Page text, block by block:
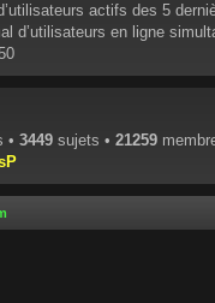
actifs des 5
d’utilisateurs en ligne
• 3449 sujets • 21259